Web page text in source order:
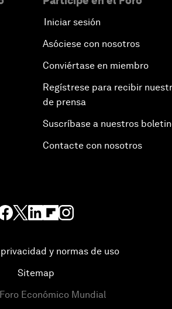
Iniciar sesión
Asóciese con nosotros
Conviértase en miembro
Regístrese para recibir
de prensa
Suscríbase a nuestros
Contacte con nosotros
y normas de uso
Sitemap
Foro Económico Mundial